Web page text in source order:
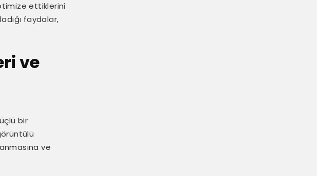
ettiklerini
faydalar,
ve
bir
ve